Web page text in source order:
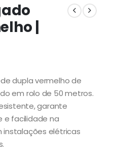
|
dupla vermelho de
em rolo de 50 metros.
garante
e facilidade na
elétricas